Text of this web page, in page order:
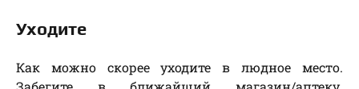
Уходите
Как можно скорее уходите в людное место.